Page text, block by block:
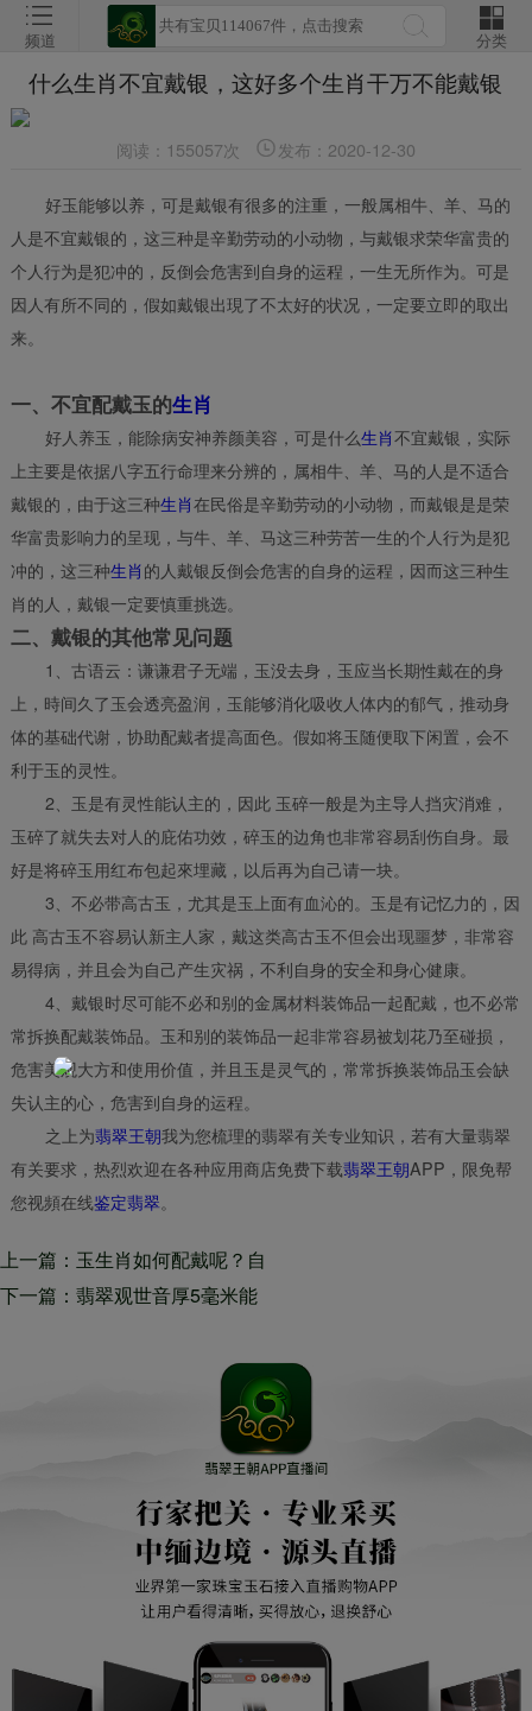
频道 分类
什么生肖不宜戴银，这好多个生肖干万不能戴银
阅读：155057次 发布：2020-12-30
好玉能够以养，可是戴银有很多的注重，一般属相牛、羊、马的
人是不宜戴银的，这三种是辛勤劳动的小动物，与戴银求荣华富贵的
个人行为是犯冲的，反倒会危害到自身的运程，一生无所作为。可是
因人有所不同的，假如戴银出現了不太好的状况，一定要立即的取出
来。
一、不宜配戴玉的生肖
好人养玉，能除病安神养颜美容，可是什么生肖不宜戴银，实际
上主要是依据八字五行命理来分辨的，属相牛、羊、马的人是不适合
戴银的，由于这三种生肖在民俗是辛勤劳动的小动物，而戴银是是荣
华富贵影响力的呈现，与牛、羊、马这三种劳苦一生的个人行为是犯
冲的，这三种生肖的人戴银反倒会危害的自身的运程，因而这三种生
肖的人，戴银一定要慎重挑选。
二、戴银的其他常见问题
1、古语云：谦谦君子无端，玉没去身，玉应当长期性戴在的身
上，時间久了玉会透亮盈润，玉能够消化吸收人体内的郁气，推动身
体的基础代谢，协助配戴者提高面色。假如将玉随便取下闲置，会不
利于玉的灵性。
2、玉是有灵性能认主的，因此 玉碎一般是为主导人挡灾消难，
玉碎了就失去对人的庇佑功效，碎玉的边角也非常容易刮伤自身。最
好是将碎玉用红布包起來埋藏，以后再为自己请一块。
3、不必带高古玉，尤其是玉上面有血沁的。玉是有记忆力的，因
此 高古玉不容易认新主人家，戴这类高古玉不但会出现噩梦，非常容
易得病，并且会为自己产生灾祸，不利自身的安全和身心健康。
4、戴银时尽可能不必和别的金属材料装饰品一起配戴，也不必常
常拆换配戴装饰品。玉和别的装饰品一起非常容易被划花乃至碰损，
危害美观大方和使用价值，并且玉是灵气的，常常拆换装饰品玉会缺
失认主的心，危害到自身的运程。
之上为翡翠王朝我为您梳理的翡翠有关专业知识，若有大量翡翠
有关要求，热烈欢迎在各种应用商店免费下载翡翠王朝APP，限免帮
您视頻在线鉴定翡翠。
上一篇：玉生肖如何配戴呢？自
身的属相与玉生肖配戴配搭手册
下一篇：翡翠观世音厚5毫米能